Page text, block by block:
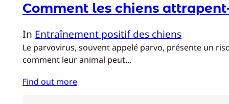
Comment les chiens
In Entraînement positif des chiens
Le parvovirus, souvent appelé parvo, présente un
comment leur animal peut…
Find out more